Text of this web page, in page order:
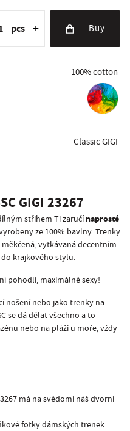
pcs + Buy
100% cotton
Classic GIGI
GIGI 23267
střihem Ti zaručí naprosté
ze 100% bavlny. Trenky
vytkávaná decentním
krajkového stylu.
pohodlí, maximálně sexy!
nošení nebo jako trenky na
se dá dělat všechno a to
nebo na pláži u moře, vždy
má na svědomí náš dvorní
fotky dámských trenek